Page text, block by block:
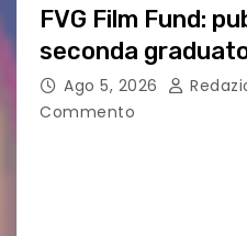
FVG Film Fund:
seconda
Ago 5, 2026
Commento